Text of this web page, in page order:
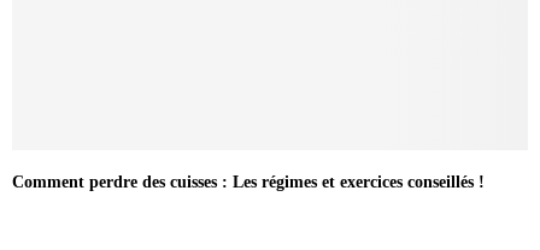
Comment perdre des cuisses : Les régimes et exercices conseillés !